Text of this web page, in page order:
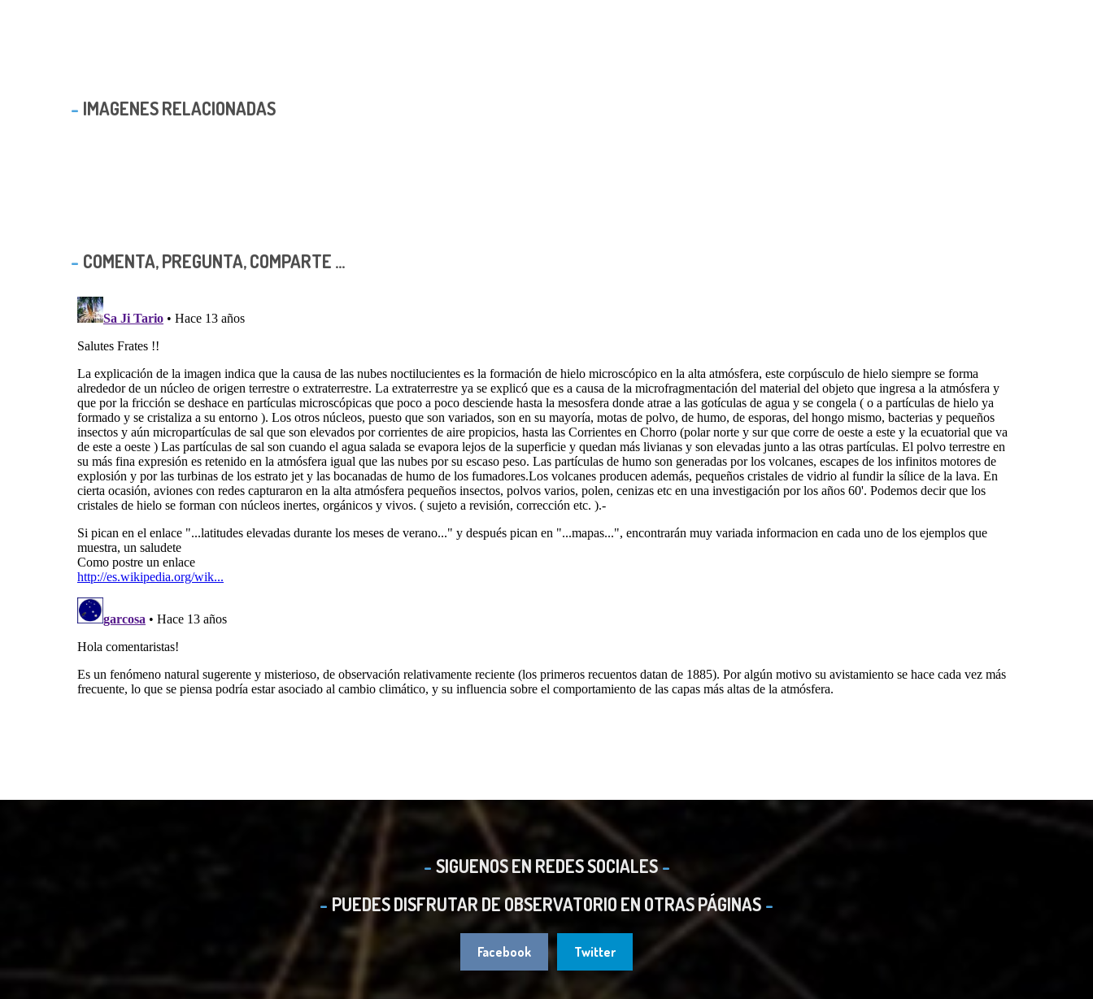
IMAGENES RELACIONADAS
COMENTA, PREGUNTA, COMPARTE ...
SIGUENOS EN REDES SOCIALES
PUEDES DISFRUTAR DE OBSERVATORIO EN OTRAS PÁGINAS
Facebook Twitter